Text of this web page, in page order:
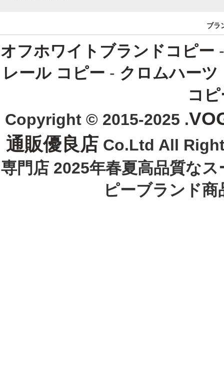
ブラ
オフホワイトブランドコピー
レール コピー - クロムハーツ
コ
Copyright © 2015-2025 .
通販優良店 Co.Ltd All
専門店 2025年春夏高品質な
ピーブランド